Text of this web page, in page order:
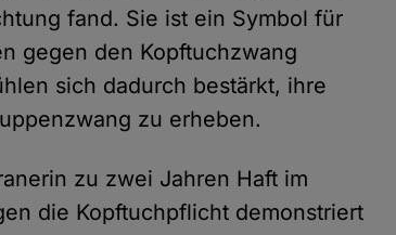
fand. Sie ist ein Symbol für
gegen den Kopftuchzwang
sich dadurch bestärkt, ihre
zu erheben.
zu zwei Jahren Haft im
die Kopftuchpflicht demonstriert